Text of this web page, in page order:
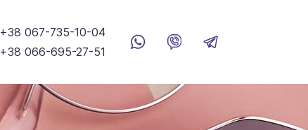
+38 067-735-10-04
+38 066-695-27-51